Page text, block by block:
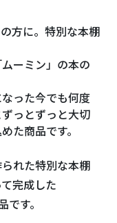
方に。特別な本棚
ーミン」の本の
った今でも何度
っとずっと大切
た商品です。
れた特別な本棚
完成した
す。